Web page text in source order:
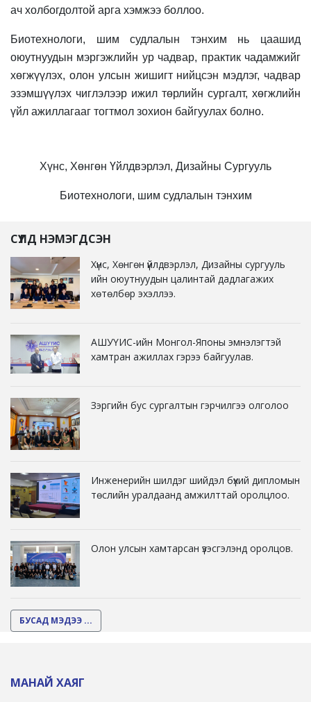
ач холбогдолтой арга хэмжээ боллоо.
Биотехнологи, шим судлалын тэнхим нь цаашид
оюутнуудын мэргэжлийн ур чадвар, практик чадамжийг
хөгжүүлэх, олон улсын жишигт нийцсэн мэдлэг, чадвар
эзэмшүүлэх чиглэлээр ижил төрлийн сургалт, хөгжлийн
үйл ажиллагааг тогтмол зохион байгуулах болно.
Хүнс, Хөнгөн Үйлдвэрлэл, Дизайны Сургууль
Биотехнологи, шим судлалын тэнхим
СҮҮЛД НЭМЭГДСЭН
Хүнс, Хөнгөн үйлдвэрлэл, Дизайны сургууль
ийн оюутнуудын цалинтай дадлагажих
хөтөлбөр эхэллээ.
АШУҮИС-ийн Монгол-Японы эмнэлэгтэй
хамтран ажиллах гэрээ байгуулав.
Зэргийн бус сургалтын гэрчилгээ олголоо
Инженерийн шилдэг шийдэл бүхий дипломын
төслийн уралдаанд амжилттай оролцлоо.
Олон улсын хамтарсан үзэсгэлэнд оролцов.
БУСАД МЭДЭЭ ...
МАНАЙ ХАЯГ